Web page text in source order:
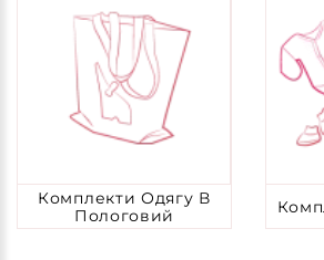
Комплекти Одягу В
Пологовий